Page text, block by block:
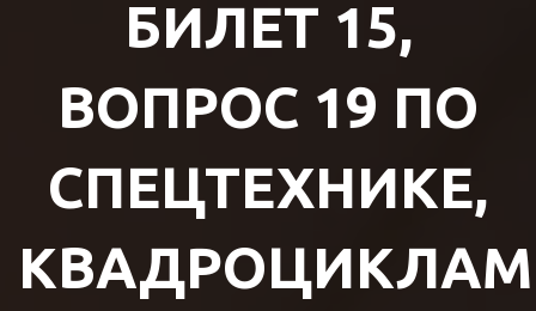
БИЛЕТ 15,
ВОПРОС 19 ПО
СПЕЦТЕХНИКЕ,
КВАДРОЦИКЛАМ